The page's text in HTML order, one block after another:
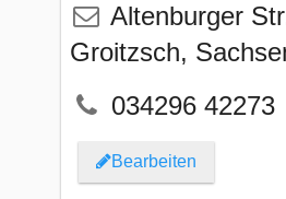
Altenburger
Groitzsch,
034296 42273
Bearbeiten